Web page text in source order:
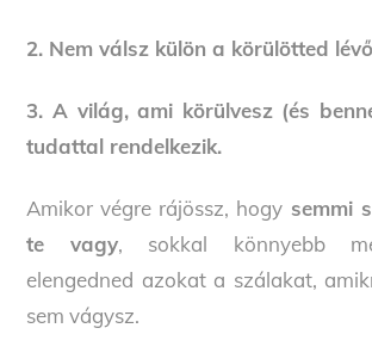
2. Nem válsz külön a körülötted
3. A világ, ami körülvesz (és
tudattal rendelkezik.
Amikor végre rájössz, hogy semmi
te vagy, sokkal könnyebb
elengedned azokat a szálakat,
sem vágysz.